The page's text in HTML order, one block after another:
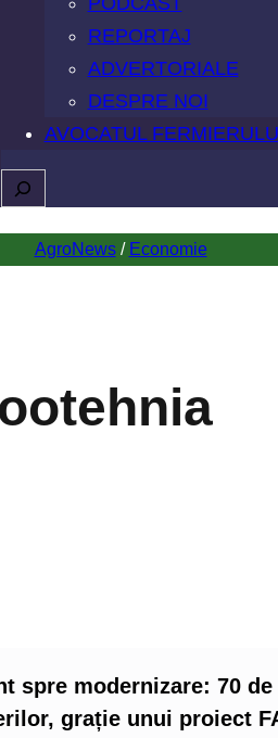
REPORTAJ
ADVERTORIALE
DESPRE NOI
AVOCATUL
Caută
AgroNews / Economie
spre modernizare: 70 de
grație unui proiect